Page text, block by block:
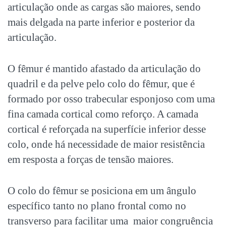
articulação onde as cargas são maiores, sendo
mais delgada na parte inferior e posterior da
articulação.
O fêmur é mantido afastado da articulação do
quadril e da pelve pelo colo do fêmur, que é
formado por osso trabecular esponjoso com uma
fina camada cortical como reforço. A camada
cortical é reforçada na superfície inferior desse
colo, onde há necessidade de maior resistência
em resposta a forças de tensão maiores.
O colo do fêmur se posiciona em um ângulo
específico tanto no plano frontal como no
transverso para facilitar uma maior congruência